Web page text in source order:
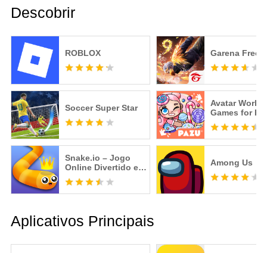
Descobrir
ROBLOX Garena Free
Soccer Super Star
Avatar World
Games for
Snake.io – Jogo
Online Divertido e
Viciante
Among Us
Aplicativos Principais